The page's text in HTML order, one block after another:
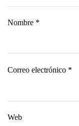
Nombre *
Correo electrónico *
Web